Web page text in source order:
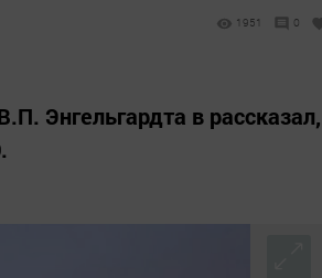
1951 0
Энгельгардта в рассказал,